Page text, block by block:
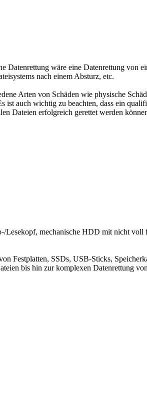
Datenrettung wäre eine Datenrettung von
nach einem Absturz, etc.
Arten von Schäden wie physische
auch wichtig zu beachten, dass ein
Dateien erfolgreich gerettet werden
Lesekopf, mechanische HDD mit nicht voll
Festplatten, SSDs, USB-Sticks,
bis hin zur komplexen Datenrettung